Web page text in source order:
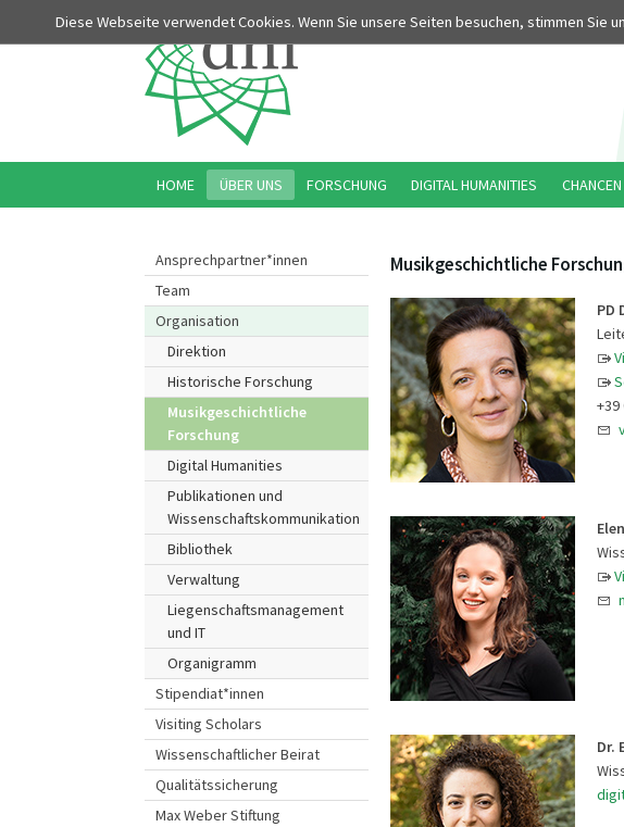
Diese Webseite verwendet Cookies. Wenn Sie unsere Seiten besuchen, stimmen Sie
Ansprechpartner*innen
Team
Organisation
Direktion
Historische Forschung
Musikgeschichtliche
Forschung
Digital Humanities
Publikationen und
Wissenschaftskommunikation
Bibliothek
Verwaltung
Liegenschaftsmanagement
und IT
Organigramm
Stipendiat*innen
Visiting Scholars
Wissenschaftlicher Beirat
Qualitätssicherung
Max Weber Stiftung
Musikgeschichtliche
PD
+39
Dr.
HOME ÜBER UNS FORSCHUNG DIGITAL HUMANITIES CHANCEN